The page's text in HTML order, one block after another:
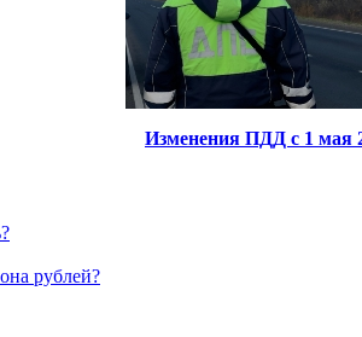
Изменения ПДД с 1 мая
рублей?